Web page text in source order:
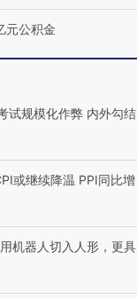
元公积金
试规模化作弊 内外勾结
或继续降温 PPI同比增
机器人切入人形，更具